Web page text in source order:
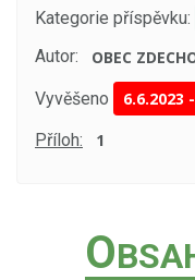
Kategorie příspěvku:
Autor:
OBEC
Vyvěšeno 6.6.2023
Příloh: 1
O